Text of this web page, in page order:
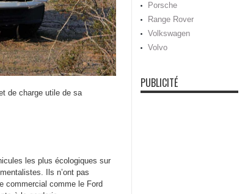
de charge utile de sa
les plus écologiques sur
Ils n’ont pas
commercial comme le Ford
Porsche
Range Rover
Volkswagen
Volvo
PUBLICITÉ